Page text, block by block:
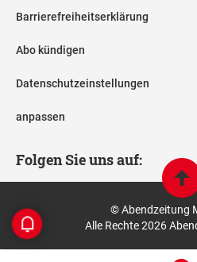
Barrierefreiheitserklärung
Abo kündigen
Datenschutzeinstellungen
anpassen
Folgen Sie uns auf:
© Abendzeitung
Alle Rechte 2026